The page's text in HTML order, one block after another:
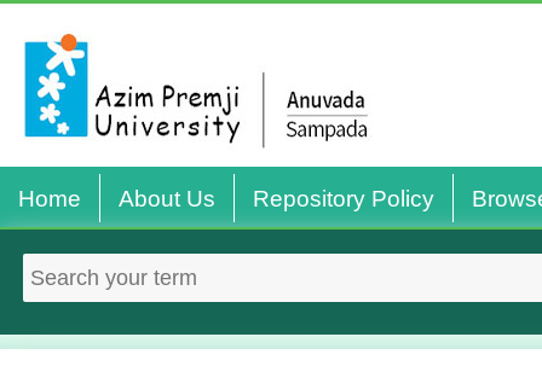
Home About Us Repository Policy